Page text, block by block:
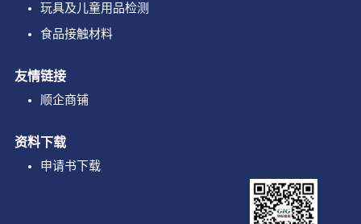
玩具及儿童用品检测
食品接触材料
友情链接
顺企商铺
资料下载
申请书下载